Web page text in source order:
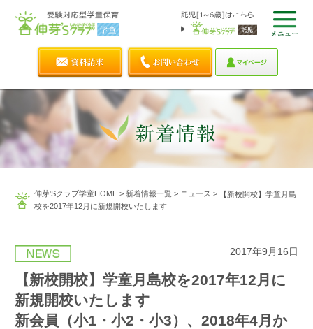
伸芽'Sクラブ学童HOME> 新着情報一覧> ニュース >
【新校開校】学童月島
校を2017年12月に新規開校いたします
2017年9月16日
【新校開校】学童月島校を2017年12月に
新規開校いたします
新会員（小1・小2・小3）、2018年4月か